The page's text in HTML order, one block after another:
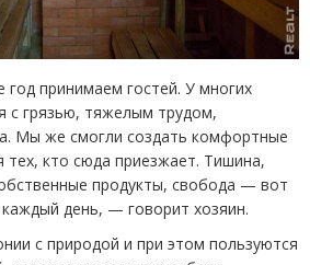
принимаем гостей. У многих
с грязью, тяжелым трудом,
Мы же смогли создать комфортные
тех, кто сюда приезжает. Тишина,
продукты, свобода — вот
день, — говорит хозяин.
с природой и при этом пользуются